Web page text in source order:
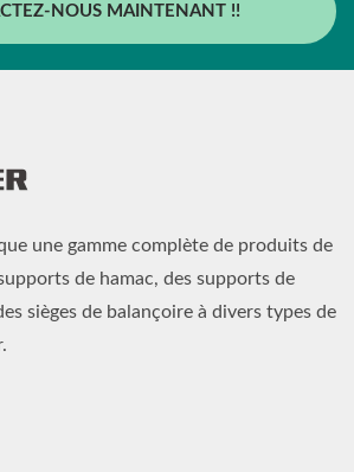
NOUS MAINTENANT !!
une gamme complète de produits de
de hamac, des supports de
sièges de balançoire à divers types de